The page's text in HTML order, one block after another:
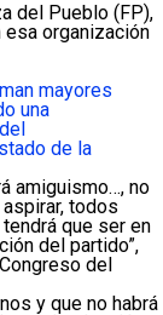
del Pueblo (FP),
esa organización
mayores
una
de la
amiguismo…, no
todos
que ser en
del partido”,
del
y que no habrá